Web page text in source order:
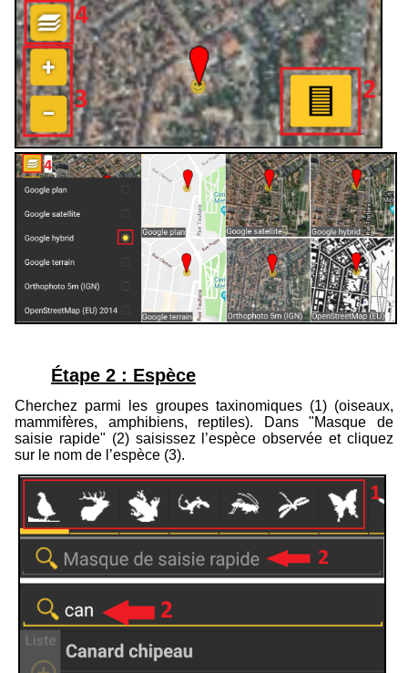
Étape 2 : Espèce
Cherchez parmi les groupes taxinomiques (1) (oiseaux,
mammifères, amphibiens, reptiles). Dans "Masque de
saisie rapide" (2) saisissez l’espèce observée et cliquez
sur le nom de l’espèce (3).